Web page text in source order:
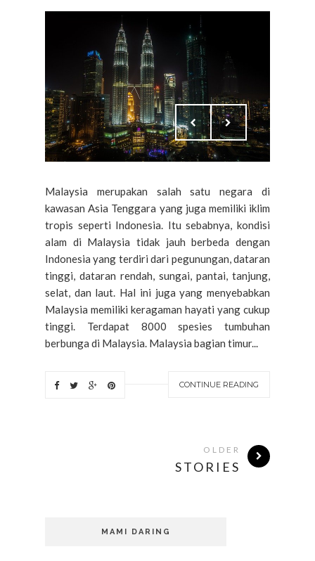
Malaysia merupakan salah satu negara di
kawasan Asia Tenggara yang juga memiliki iklim
tropis seperti Indonesia. Itu sebabnya, kondisi
alam di Malaysia tidak jauh berbeda dengan
Indonesia yang terdiri dari pegunungan, dataran
tinggi, dataran rendah, sungai, pantai, tanjung,
selat, dan laut. Hal ini juga yang menyebabkan
Malaysia memiliki keragaman hayati yang cukup
tinggi. Terdapat 8000 spesies tumbuhan
berbunga di Malaysia. Malaysia bagian timur...
CONTINUE READING
OLDER
STORIES
MAMI DARING